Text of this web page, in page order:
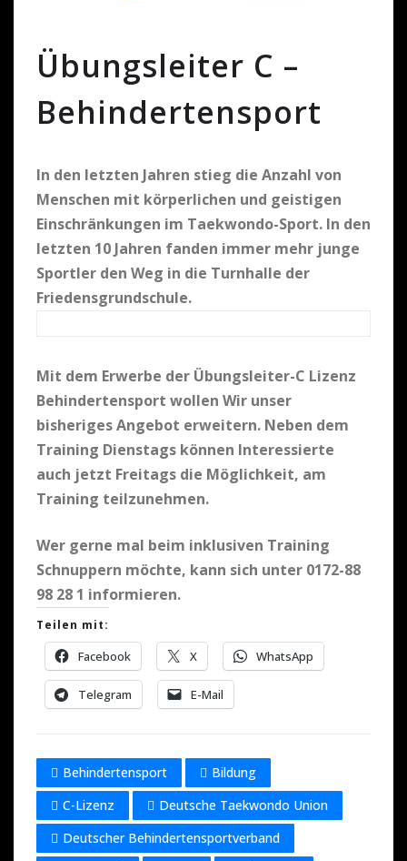
Übungsleiter C –
Behindertensport
In den letzten Jahren stieg die Anzahl von
Menschen mit körperlichen und geistigen
Einschränkungen im Taekwondo-Sport. In den
letzten 10 Jahren fanden immer mehr junge
Sportler den Weg in die Turnhalle der
Friedensgrundschule.
Mit dem Erwerbe der Übungsleiter-C Lizenz
Behindertensport wollen Wir unser
bisheriges Angebot erweitern. Neben dem
Training Dienstags können Interessierte
auch jetzt Freitags die Möglichkeit, am
Training teilzunehmen.
Wer gerne mal beim inklusiven Training
Schnuppern möchte, kann sich unter 0172-88
98 28 1 informieren.
Teilen mit:
Facebook X WhatsApp
Telegram E-Mail
Behindertensport
Bildung
C-Lizenz
Deutsche Taekwondo Union
Deutscher Behindertensportverband